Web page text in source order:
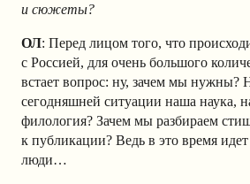
и сюжеты?
ОЛ: Перед лицом того, что
с Россией, для очень большого
встает вопрос: ну, зачем мы нужны?
сегодняшней ситуации наша наука,
филология? Зачем мы разбираем
к публикации? Ведь в это время
люди…